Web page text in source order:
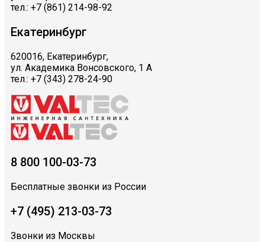
тел.: +7 (861) 214-98-92
Екатеринбург
620016, Екатеринбург,
ул. Академика Вонсовского, 1 А
тел.: +7 (343) 278-24-90
8 800 100-03-73
Бесплатные звонки из России
+7 (495) 213-03-73
Звонки из Москвы